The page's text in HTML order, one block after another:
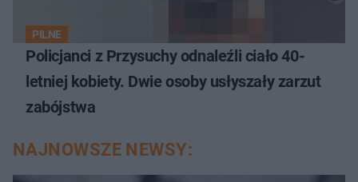
PILNE
Policjanci z Przysuchy odnaleźli ciało 40-
letniej kobiety. Dwie osoby usłyszały zarzut
zabójstwa
NAJNOWSZE NEWSY: